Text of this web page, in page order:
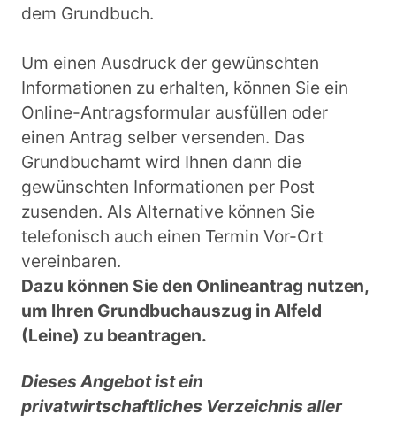
dem Grundbuch.
Um einen Ausdruck der gewünschten
Informationen zu erhalten, können Sie ein
Online-Antragsformular ausfüllen oder
einen Antrag selber versenden. Das
Grundbuchamt wird Ihnen dann die
gewünschten Informationen per Post
zusenden. Als Alternative können Sie
telefonisch auch einen Termin Vor-Ort
vereinbaren.
Dazu können Sie den Onlineantrag nutzen,
um Ihren Grundbuchauszug in Alfeld
(Leine) zu beantragen.
Dieses Angebot ist ein
privatwirtschaftliches Verzeichnis aller